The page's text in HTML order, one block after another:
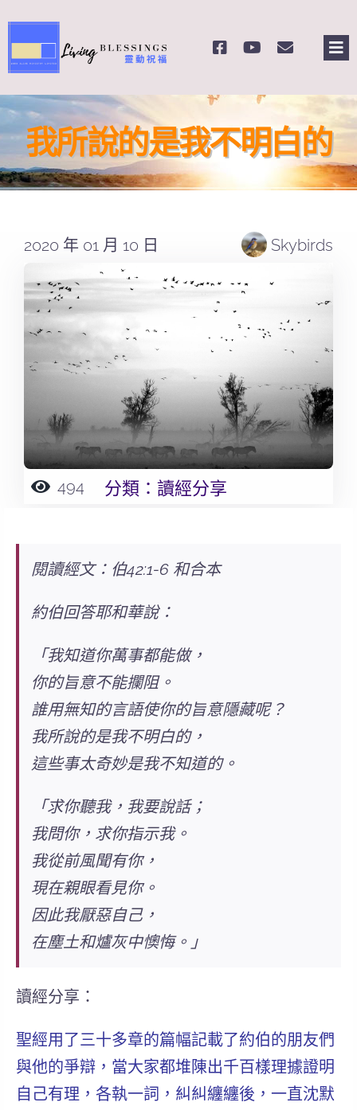
to
content
關於我們
奉獻支持
課程報名
Search
for:
我所說的是我不明白的
2020 年 01 月 10 日 Skybirds
494 分類：讀經分享
閱讀經文：伯42:1-6 和合本
約伯回答耶和華說：
「我知道你萬事都能做，
你的旨意不能攔阻。
誰用無知的言語使你的旨意隱藏呢？
我所說的是我不明白的，
這些事太奇妙是我不知道的。
「求你聽我，我要說話；
我問你，求你指示我。
我從前風聞有你，
現在親眼看見你。
因此我厭惡自己，
在塵土和爐灰中懊悔。」
讀經分享：
聖經用了三十多章的篇幅記載了約伯的朋友們
與他的爭辯，當大家都堆陳出千百樣理據證明
自己有理，各執一詞，糾糾纏纏後，一直沈默